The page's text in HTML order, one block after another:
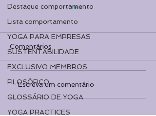
Destaque comportamento
Lista comportamento
YOGA PARA EMPRESAS
SUSTENTABILIDADE
EXCLUSIVO MEMBROS
FILOSÓFICO
GLOSSÁRIO DE YOGA
YOGA PRACTICES
Introdução: PAVANA
MUKTASANA
Comentários
Escreva um comentário